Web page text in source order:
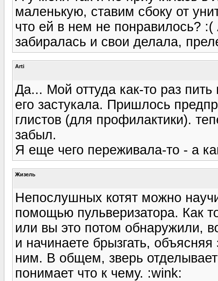
маленькую, ставим сбоку от
что ей в нем не понравилось?
забиралась и свои делала,
Arti
Да... Мой оттуда как-то раз
его застукала. Пришлось
глистов (для профилактики).
забыл.
Я еще чего переживала-то - а
Жизель
Непослушных котят можно
помощью пульверизатора. Как
или вы это потом обнаружили,
и начинаете брызгать,
ним. В общем, зверь
понимает что к чему. :wink: